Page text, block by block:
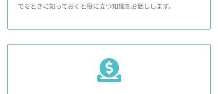
てるときに知っておくと役に立つ知識をお話しします。